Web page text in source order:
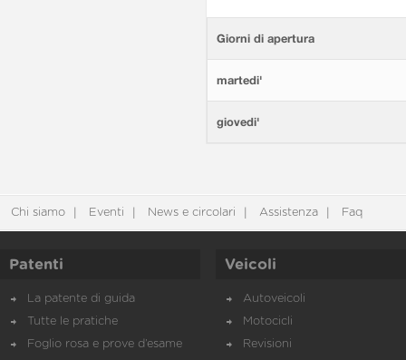
Giorni di apertura
martedi'
giovedi'
Chi siamo Eventi News e circolari Assistenza Faq
Patenti
La patente di guida
Tutte le pratiche
Foglio rosa e prove d’esame
Veicoli
Autoveicoli
Motocicli
Revisioni